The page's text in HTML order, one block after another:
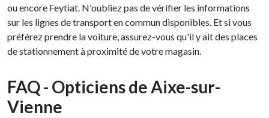
ou encore Feytiat. N'oubliez pas de vérifier les informations
sur les lignes de transport en commun disponibles. Et si vous
préférez prendre la voiture, assurez-vous qu'il y ait des places
de stationnement à proximité de votre magasin.
FAQ - Opticiens de Aixe-sur-
Vienne